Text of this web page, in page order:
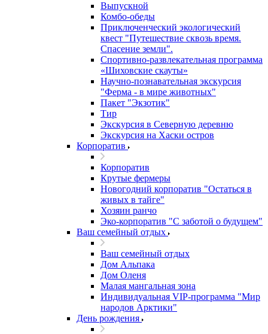
Выпускной
Комбо-обеды
Приключенческий экологический
квест "Путешествие сквозь время.
Спасение земли".
Спортивно-развлекательная программа
«Шиховские скауты»
Научно-познавательная экскурсия
"Ферма - в мире животных"
Пакет "Экзотик"
Тир
Экскурсия в Северную деревню
Экскурсия на Хаски остров
Корпоратив
Корпоратив
Крутые фермеры
Новогодний корпоратив "Остаться в
живых в тайге"
Хозяин ранчо
Эко-корпоратив "С заботой о будущем"
Ваш семейный отдых
Ваш семейный отдых
Дом Альпака
Дом Оленя
Малая мангальная зона
Индивидуальная VIP-программа "Мир
народов Арктики"
День рождения